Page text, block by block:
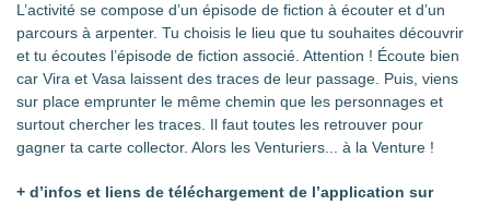
L’activité se compose d’un épisode de fiction à écouter et d’un
parcours à arpenter. Tu choisis le lieu que tu souhaites découvrir
et tu écoutes l’épisode de fiction associé. Attention ! Écoute bien
car Vira et Vasa laissent des traces de leur passage. Puis, viens
sur place emprunter le même chemin que les personnages et
surtout chercher les traces. Il faut toutes les retrouver pour
gagner ta carte collector. Alors les Venturiers... à la Venture !
+ d’infos et liens de téléchargement de l’application sur